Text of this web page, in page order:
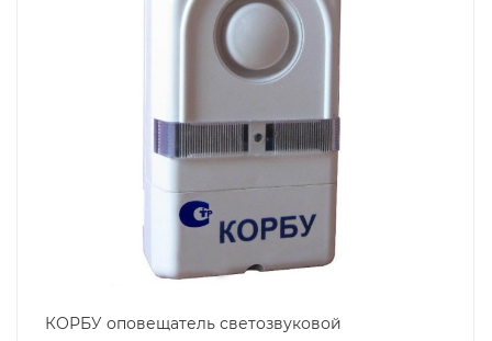
КОРБУ оповещатель светозвуковой